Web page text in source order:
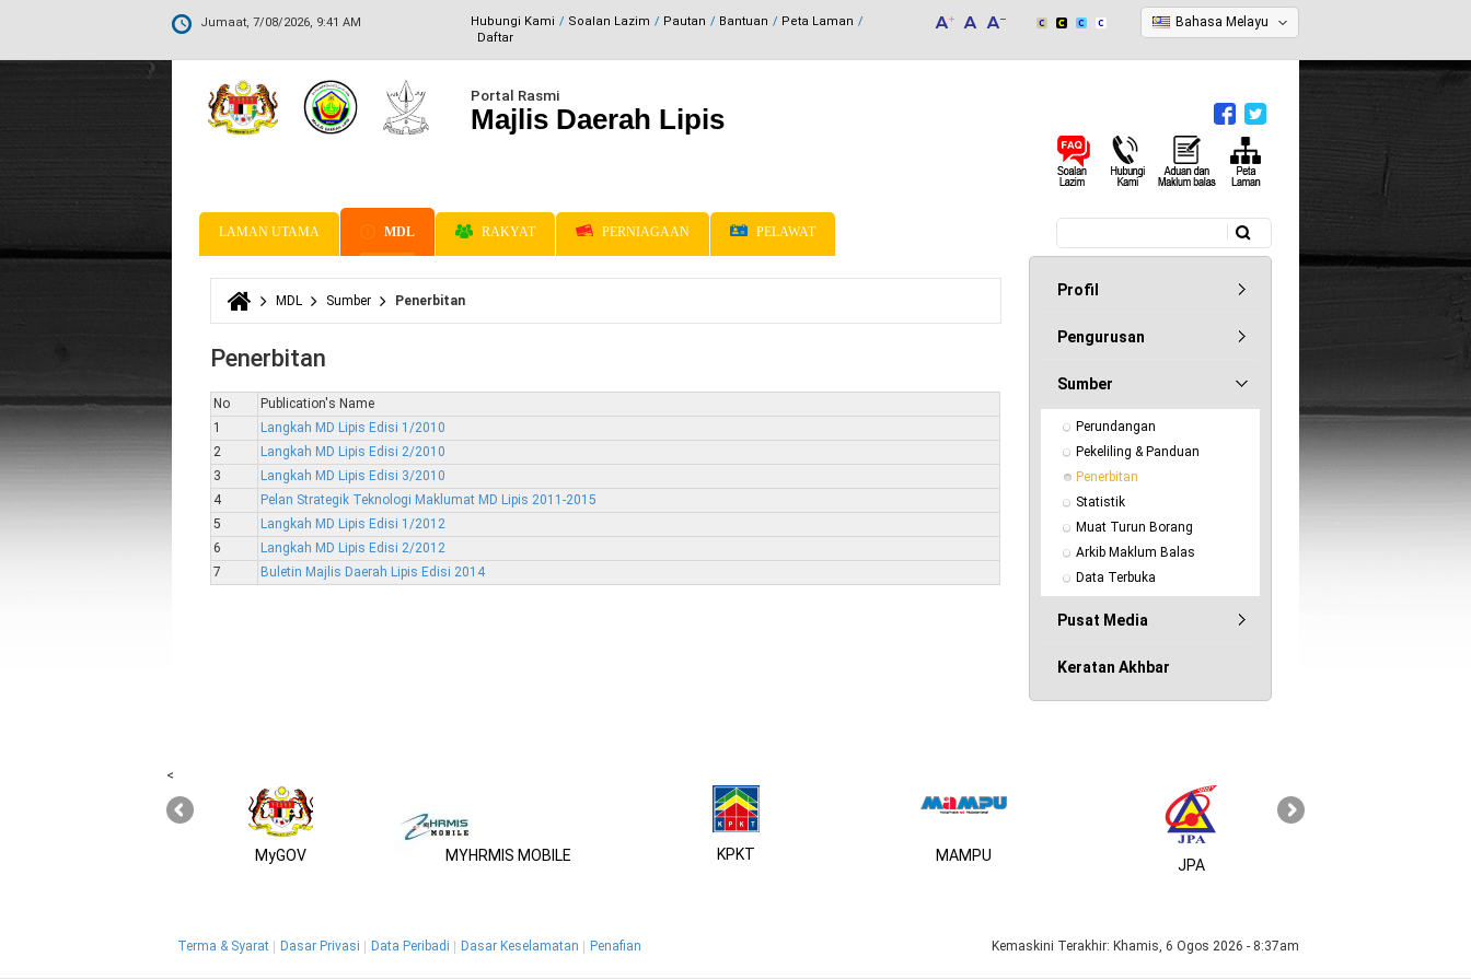
Jumaat, 7/08/2026, 9:41 AM Hubungi Kami Soalan Lazim Pautan Bantuan
Peta Laman
Daftar
Bahasa Melayu
Portal Rasmi
Majlis Daerah Lipis
LAMAN UTAMA MDL RAKYAT PERNIAGAAN PELAWAT
Borang carian
Anda di sini
MDL Sumber Penerbitan
Penerbitan
No
Publication's Name
1
Langkah MD Lipis Edisi 1/2010
2
Langkah MD Lipis Edisi 2/2010
3
Langkah MD Lipis Edisi 3/2010
4
Pelan Strategik Teknologi Maklumat MD Lipis 2011-2015
5
Langkah MD Lipis Edisi 1/2012
6
Langkah MD Lipis Edisi 2/2012
7
Buletin Majlis Daerah Lipis Edisi 2014
Profil
Pengurusan
Sumber
Perundangan
Pekeliling & Panduan
Penerbitan
Statistik
Muat Turun Borang
Arkib Maklum Balas
Data Terbuka
Pusat Media
Keratan Akhbar
<
MyGOV MYHRMIS MOBILE KPKT MAMPU
JPA
Terma & Syarat Dasar Privasi Data Peribadi Dasar Keselamatan Penafian Kemaskini Terakhir: Khamis, 6 Ogos 2026 - 8:37am